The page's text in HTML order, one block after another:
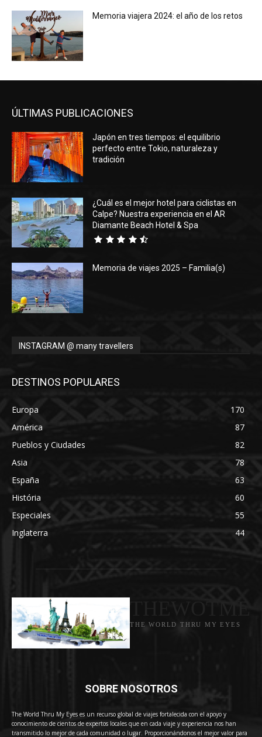
Memoria viajera 2024: el año de los retos
ÚLTIMAS PUBLICACIONES
Japón en tres tiempos: el equilibrio
perfecto entre Tokio, naturaleza y
tradición
¿Cuál es el mejor hotel para ciclistas en
Calpe? Nuestra experiencia en el AR
Diamante Beach Hotel & Spa
Memoria de viajes 2025 – Familia(s)
INSTAGRAM @ many travellers
DESTINOS POPULARES
Europa
170
América
87
Pueblos y Ciudades
82
Asia
78
España
63
História
60
Especiales
55
Inglaterra
44
THE WORLD THRU MY EYES
SOBRE NOSOTROS
The World Thru My Eyes es un recurso global de viajes fortalecida con el apoyo y
conocimiento de cientos de expertos locales que en cada viaje y experiencia nos han
transmitido lo mejor de cada comunidad o lugar. Proporcionándonos el mejor valor para